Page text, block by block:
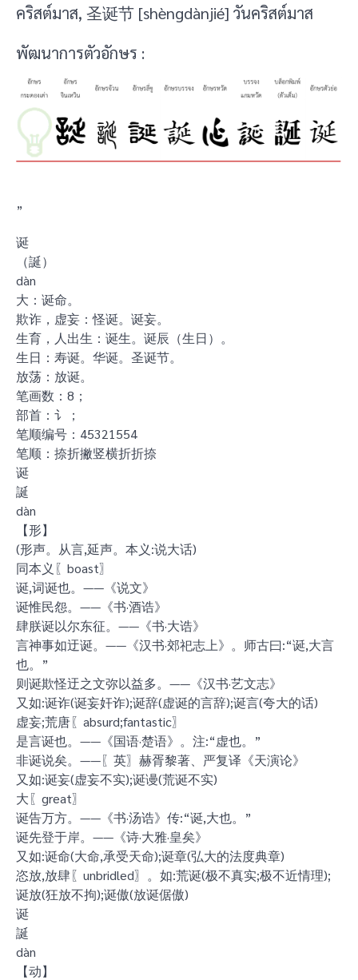
คริสต์มาส, 圣诞节 [shèngdànjié] วันคริสต์มาส
พัฒนาการตัวอักษร :
”
诞
（誕）
dàn
大：诞命。
欺诈，虚妄：怪诞。诞妄。
生育，人出生：诞生。诞辰（生日）。
生日：寿诞。华诞。圣诞节。
放荡：放诞。
笔画数：8；
部首：讠；
笔顺编号：45321554
笔顺：捺折撇竖横折折捺
诞
誕
dàn
【形】
(形声。从言,延声。本义:说大话)
同本义〖boast〗
诞,词诞也。——《说文》
诞惟民怨。——《书·酒诰》
肆朕诞以尔东征。——《书·大诰》
言神事如迂诞。——《汉书·郊祀志上》。师古曰:“诞,大言
也。”
则诞欺怪迂之文弥以益多。——《汉书·艺文志》
又如:诞诈(诞妄奸诈);诞辞(虚诞的言辞);诞言(夸大的话)
虚妄;荒唐〖absurd;fantastic〗
是言诞也。——《国语·楚语》。注:“虚也。”
非诞说矣。——〖英〗赫胥黎著、严复译《天演论》
又如:诞妄(虚妄不实);诞谩(荒诞不实)
大〖great〗
诞告万方。——《书·汤诰》传:“诞,大也。”
诞先登于岸。——《诗·大雅·皇矣》
又如:诞命(大命,承受天命);诞章(弘大的法度典章)
恣放,放肆〖unbridled〗。如:荒诞(极不真实;极不近情理);
诞放(狂放不拘);诞傲(放诞倨傲)
诞
誕
dàn
【动】